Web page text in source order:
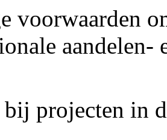
voorwaarden
aandelen-
projecten in